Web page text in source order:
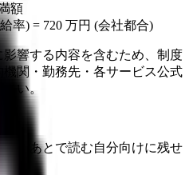
額
率) = 720 万円 (会社都合)
響する内容を含むため、制度
関・勤務先・各サービス公式
い。
やあとで読む自分向けに残せ